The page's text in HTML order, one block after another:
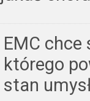
EMC
którego
stan